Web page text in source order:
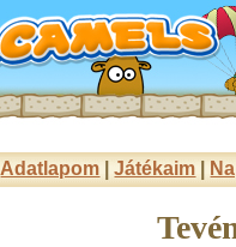
Adatlapom |Játékaim